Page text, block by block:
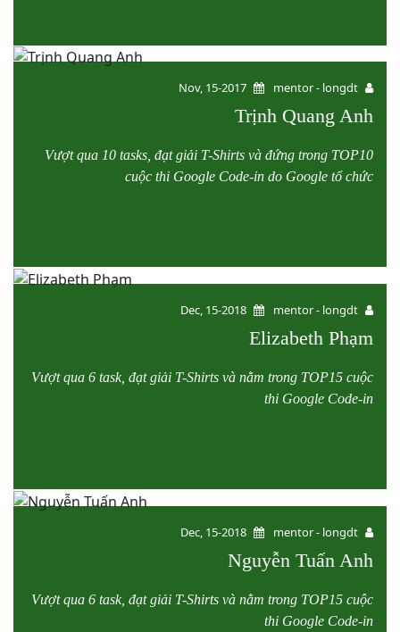
mentor - longdt
Nov, 15-2017
Trịnh Quang Anh
Vượt qua 10 tasks, đạt giải T-Shirts và đứng trong TOP10
cuộc thi Google Code-in do Google tổ chức
mentor - longdt
Dec, 15-2018
Elizabeth Phạm
Vượt qua 6 task, đạt giải T-Shirts và nằm trong TOP15 cuộc
thi Google Code-in
mentor - longdt
Dec, 15-2018
Nguyễn Tuấn Anh
Vượt qua 6 task, đạt giải T-Shirts và nằm trong TOP15 cuộc
thi Google Code-in